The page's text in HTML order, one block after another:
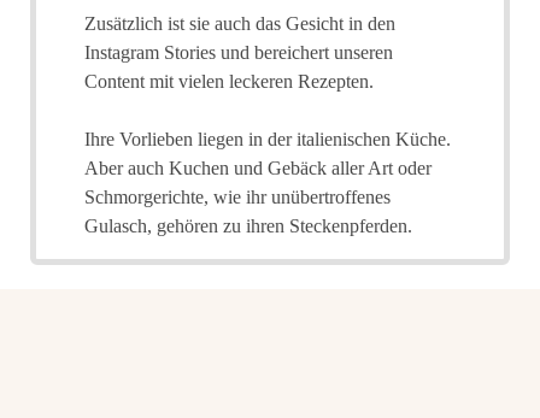
Zusätzlich ist sie auch das Gesicht in den
Instagram Stories und bereichert unseren
Content mit vielen leckeren Rezepten.
Ihre Vorlieben liegen in der italienischen Küche.
Aber auch Kuchen und Gebäck aller Art oder
Schmorgerichte, wie ihr unübertroffenes
Gulasch, gehören zu ihren Steckenpferden.